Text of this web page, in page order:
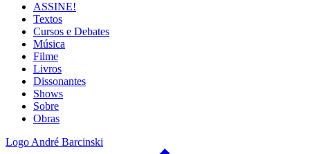
ASSINE!
Textos
Cursos e Debates
Música
Filme
Livros
Dissonantes
Shows
Sobre
Obras
Logo André Barcinski